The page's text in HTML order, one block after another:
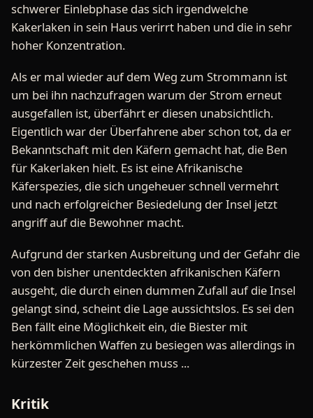
schwerer Einlebphase das sich irgendwelche
Kakerlaken in sein Haus verirrt haben und die in sehr
hoher Konzentration.
Als er mal wieder auf dem Weg zum Strommann ist
um bei ihn nachzufragen warum der Strom erneut
ausgefallen ist, überfährt er diesen unabsichtlich.
Eigentlich war der Überfahrene aber schon tot, da er
Bekanntschaft mit den Käfern gemacht hat, die Ben
für Kakerlaken hielt. Es ist eine Afrikanische
Käferspezies, die sich ungeheuer schnell vermehrt
und nach erfolgreicher Besiedelung der Insel jetzt
angriff auf die Bewohner macht.
Aufgrund der starken Ausbreitung und der Gefahr die
von den bisher unentdeckten afrikanischen Käfern
ausgeht, die durch einen dummen Zufall auf die Insel
gelangt sind, scheint die Lage aussichtslos. Es sei den
Ben fällt eine Möglichkeit ein, die Biester mit
herkömmlichen Waffen zu besiegen was allerdings in
kürzester Zeit geschehen muss ...
Kritik